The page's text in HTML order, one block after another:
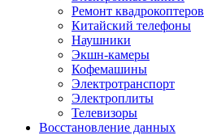
Ремонт квадрокоптеров
Китайский телефоны
Наушники
Экшн-камеры
Кофемашины
Электротранспорт
Электроплиты
Телевизоры
Восстановление данных